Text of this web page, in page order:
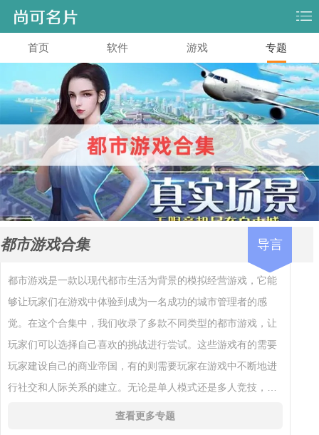
首页 软件 游戏 专题
都市游戏合集 导言
都市游戏是一款以现代都市生活为背景的模拟经营游戏，它能
够让玩家们在游戏中体验到成为一名成功的城市管理者的感
觉。在这个合集中，我们收录了多款不同类型的都市游戏，让
玩家们可以选择自己喜欢的挑战进行尝试。这些游戏有的需要
玩家建设自己的商业帝国，有的则需要玩家在游戏中不断地进
行社交和人际关系的建立。无论是单人模式还是多人竞技，每
款游戏都充满了乐趣和挑战性。在这个合集里，你可以扮演不
查看更多专题